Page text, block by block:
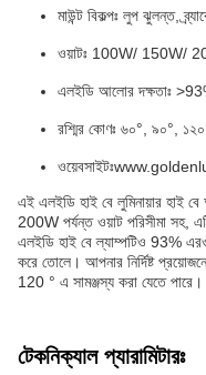
মাউন্ট বিকল্পঃ লুপ ঝুলন্ত,
ওয়াটঃ 100W/ 150W/
এলইডি আলোর দক্ষতাঃ
রশ্মির কোণঃ ৬০°, ৯০°,
ওয়েবসাইটঃ
এই এলইডি হাই বে লুমিনায়ার হাই
200W পর্যন্ত ওয়াট পরিসীমা সহ,
এলইডি হাই বে ল্যাম্পটিও 93%
করে তোলে। আপনার নির্দিষ্ট
120 ° এ সামঞ্জস্য করা যেতে
টেকনিক্যাল প্যারামিটারঃ